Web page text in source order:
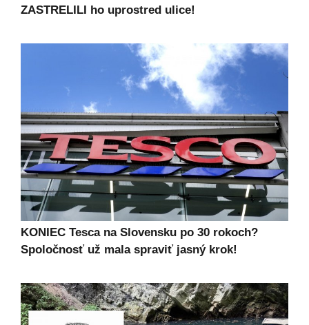
ZASTRELILI ho uprostred ulice!
KONIEC Tesca na Slovensku po 30 rokoch?
Spoločnosť už mala spraviť jasný krok!